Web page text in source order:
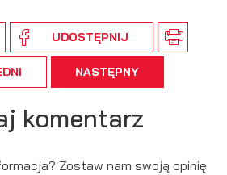
UDOSTĘPNIJ
NASTĘPNY
komentarz
Zostaw nam swoją opinię